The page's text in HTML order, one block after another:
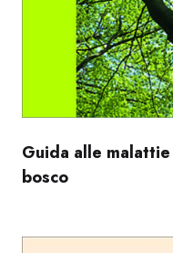
Guida alle
bosco